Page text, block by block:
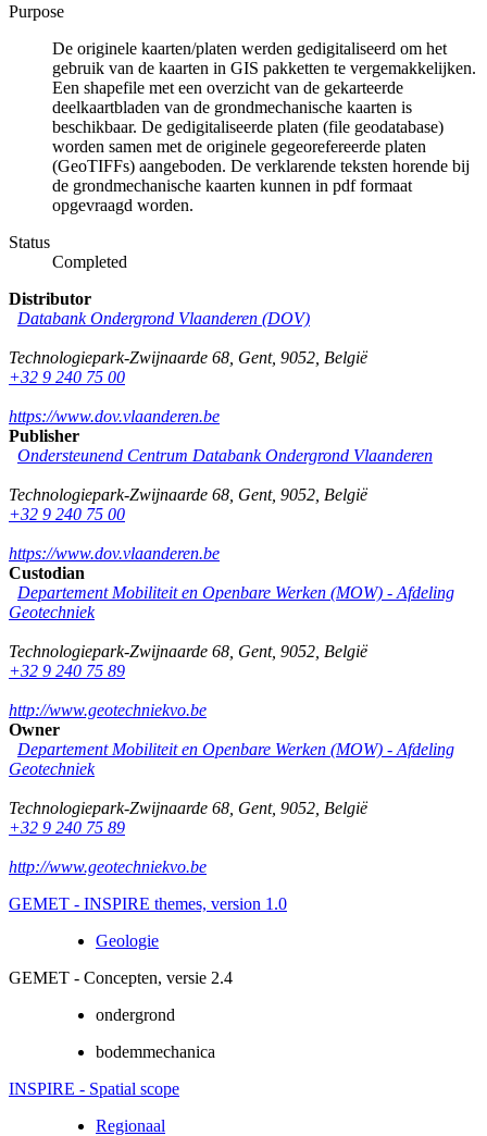
Purpose
De originele kaarten/platen werden gedigitaliseerd om het
gebruik van de kaarten in GIS pakketten te vergemakkelijken.
Een shapefile met een overzicht van de gekarteerde
deelkaartbladen van de grondmechanische kaarten is
beschikbaar. De gedigitaliseerde platen (file geodatabase)
worden samen met de originele gegeorefereerde platen
(GeoTIFFs) aangeboden. De verklarende teksten horende bij
de grondmechanische kaarten kunnen in pdf formaat
opgevraagd worden.
Status
Completed
Distributor
Databank Ondergrond Vlaanderen (DOV)
Technologiepark-Zwijnaarde 68 Gent, 9052 België
+32 9 240 75 00
https://www.dov.vlaanderen.be
Publisher
Ondersteunend Centrum Databank Ondergrond Vlaanderen
Technologiepark-Zwijnaarde 68 Gent, 9052 België
+32 9 240 75 00
https://www.dov.vlaanderen.be
Custodian
Departement Mobiliteit en Openbare Werken (MOW) - Afdeling
Geotechniek
Technologiepark-Zwijnaarde 68 Gent, 9052 België
+32 9 240 75 89
http://www.geotechniekvo.be
Owner
Departement Mobiliteit en Openbare Werken (MOW) - Afdeling
Geotechniek
Technologiepark-Zwijnaarde 68 Gent, 9052 België
+32 9 240 75 89
http://www.geotechniekvo.be
GEMET - INSPIRE themes, version 1.0
Geologie
GEMET - Concepten, versie 2.4
ondergrond
bodemmechanica
INSPIRE - Spatial scope
Regionaal